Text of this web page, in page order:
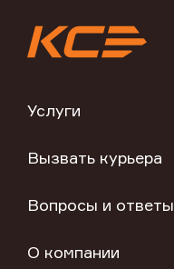
Услуги
Вызвать курьера
Вопросы и ответы
О компании